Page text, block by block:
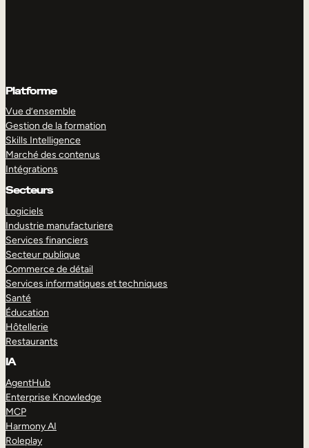
Platforme
Vue d’ensemble
Gestion de la formation
Skills Intelligence
Marché des contenus
Intégrations
Secteurs
Logiciels
Industrie manufacturiere
Services financiers
Secteur publique
Commerce de détail
Services informatiques et techniques
Santé
Éducation
Hôtellerie
Restaurants
IA
AgentHub
Enterprise Knowledge
MCP
Harmony AI
Roleplay